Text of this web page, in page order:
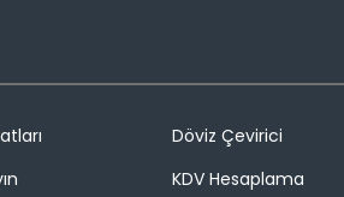
Döviz Çevirici
KDV Hesaplama